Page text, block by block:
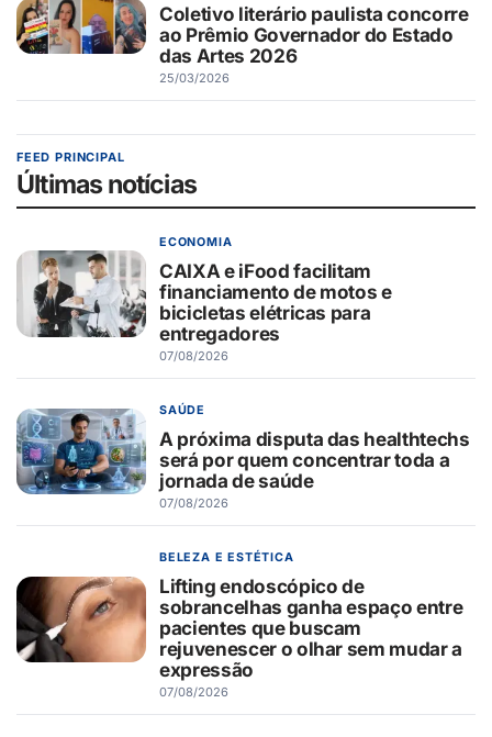
Coletivo literário paulista concorre
ao Prêmio Governador do Estado
das Artes 2026
25/03/2026
FEED PRINCIPAL
Últimas notícias
ECONOMIA
CAIXA e iFood facilitam
financiamento de motos e
bicicletas elétricas para
entregadores
07/08/2026
SAÚDE
A próxima disputa das healthtechs
será por quem concentrar toda a
jornada de saúde
07/08/2026
BELEZA E ESTÉTICA
Lifting endoscópico de
sobrancelhas ganha espaço entre
pacientes que buscam
rejuvenescer o olhar sem mudar a
expressão
07/08/2026